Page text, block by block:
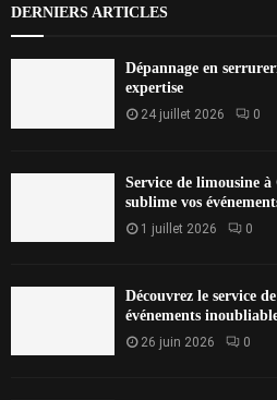
DERNIERS ARTICLES
Dépannage en
expertise
24 juillet 2026 0
Service de limousine à
sublime vos
1 juillet 2026 0
Découvrez le service
événements
26 juin 2026 0